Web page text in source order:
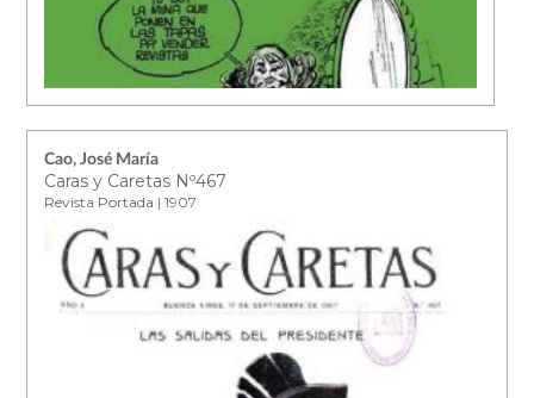
Cao, José María
Caras y Caretas Nº467
Revista Portada | 1907